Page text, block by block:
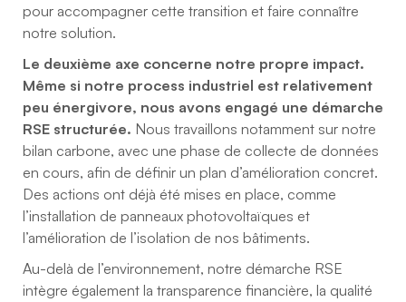
pour accompagner cette transition et faire connaître
notre solution.
Le deuxième axe concerne notre propre impact.
Même si notre process industriel est relativement
peu énergivore, nous avons engagé une démarche
RSE structurée. Nous travaillons notamment sur notre
bilan carbone, avec une phase de collecte de données
en cours, afin de définir un plan d’amélioration concret.
Des actions ont déjà été mises en place, comme
l’installation de panneaux photovoltaïques et
l’amélioration de l’isolation de nos bâtiments.
Au-delà de l’environnement, notre démarche RSE
intègre également la transparence financière, la qualité